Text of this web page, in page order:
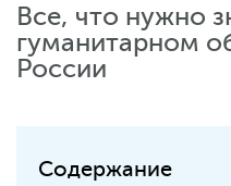
Все, что нужно
гуманитарном
России
Содержание